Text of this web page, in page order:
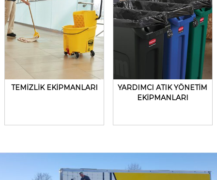
TEMİZLİK EKİPMANLARI
YARDIMCI ATIK YÖNETİM
EKİPMANLARI